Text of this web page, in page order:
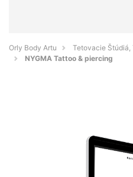
Orly Body Artu
Tetovacie
NYGMA Tattoo & piercing